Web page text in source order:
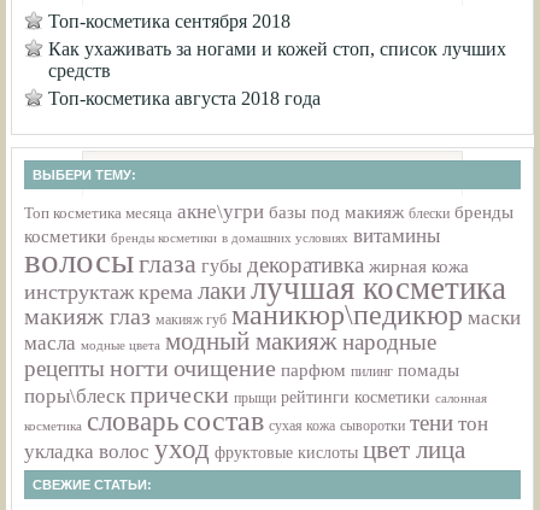
Топ-косметика сентября 2018
Как ухаживать за ногами и кожей стоп, список лучших
средств
Топ-косметика августа 2018 года
ВЫБЕРИ ТЕМУ:
Топ косметика месяца акне\угри базы под макияж блески бренды
косметики бренды косметики в домашних условиях витамины
волосыглаза губы декоративка жирная кожа
инструктаж крема лакилучшая косметика
макияж глаз макияж губ маникюр\педикюр маски
масла модные цвета модный макияж народные
рецепты ногти очищение парфюм пилинг помады
поры\блеск прически прыщи рейтинги косметики салонная
косметика словарьсостав сухая кожа сыворотки тени тон
укладка волос уход фруктовые кислоты цвет лица
СВЕЖИЕ СТАТЬИ: